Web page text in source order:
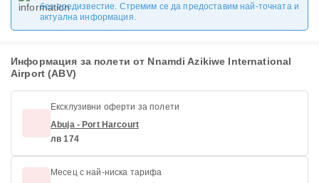
без предизвестие. Стремим се да предоставим най-точната и
актуална информация.
Информация за полети от Nnamdi Azikiwe International
Airport (ABV)
Ексклузивни оферти за полети
Abuja - Port Harcourt
лв 174
Месец с най-ниска тарифа